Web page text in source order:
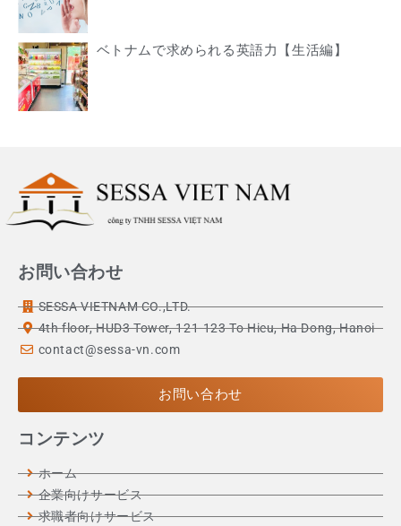
ベトナムで求められる英語力【生活編】
お問い合わせ
SESSA VIETNAM CO.,LTD.
4th floor, HUD3 Tower, 121-123 To Hieu, Ha Dong, Hanoi
contact@sessa-vn.com
お問い合わせ
コンテンツ
ホーム
企業向けサービス
求職者向けサービス